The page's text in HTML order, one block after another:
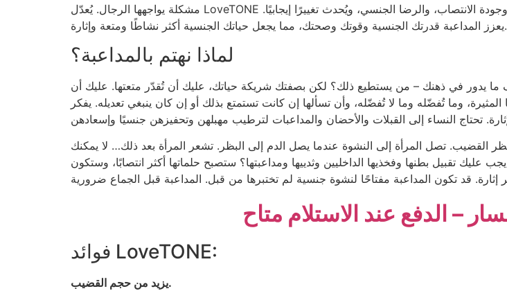
مشكلة يواجهها الرجال. يُعدّل LoveTONE جميع وظائف الجهاز التناسلي. فهو يُحسّن حجم القضيب، والرغبة الجنسية، وجودة الانتصاب، والرضا الجنسي، ويُحدث تغييرًا إيجابيًا.
يعزز المداعبة قدرتك الجنسية وقوتك وصحتك، مما يجعل حياتك الجنسية أكثر نشاطًا ومتعة وإثارة.
لماذا نهتم بالمداعبة؟
النشوة الكاملة؟ أعرف ما يدور في ذهنك – من يستطيع ذلك؟ لكن بصفتك شريكة حياتك، عليك أن تُقدّر متعتها. عليك أن
وما تُفضّله وما لا تُفضّله، وأن تسألها إن كانت تستمتع بذلك أو إن كان ينبغي تعديله. يفكر
القضيب. تصل المرأة إلى النشوة عندما يصل الدم إلى البظر. تشعر المرأة بعد ذلك… لا يمكنك
تقبيل بطنها وفخذيها الداخليين وثدييها ومداعبتها؟ ستصبح حلماتها أكثر انتصابًا، وستكون
– الدفع عند الاستلام متاح
فوائد LoveTONE:
يزيد من حجم القضيب.